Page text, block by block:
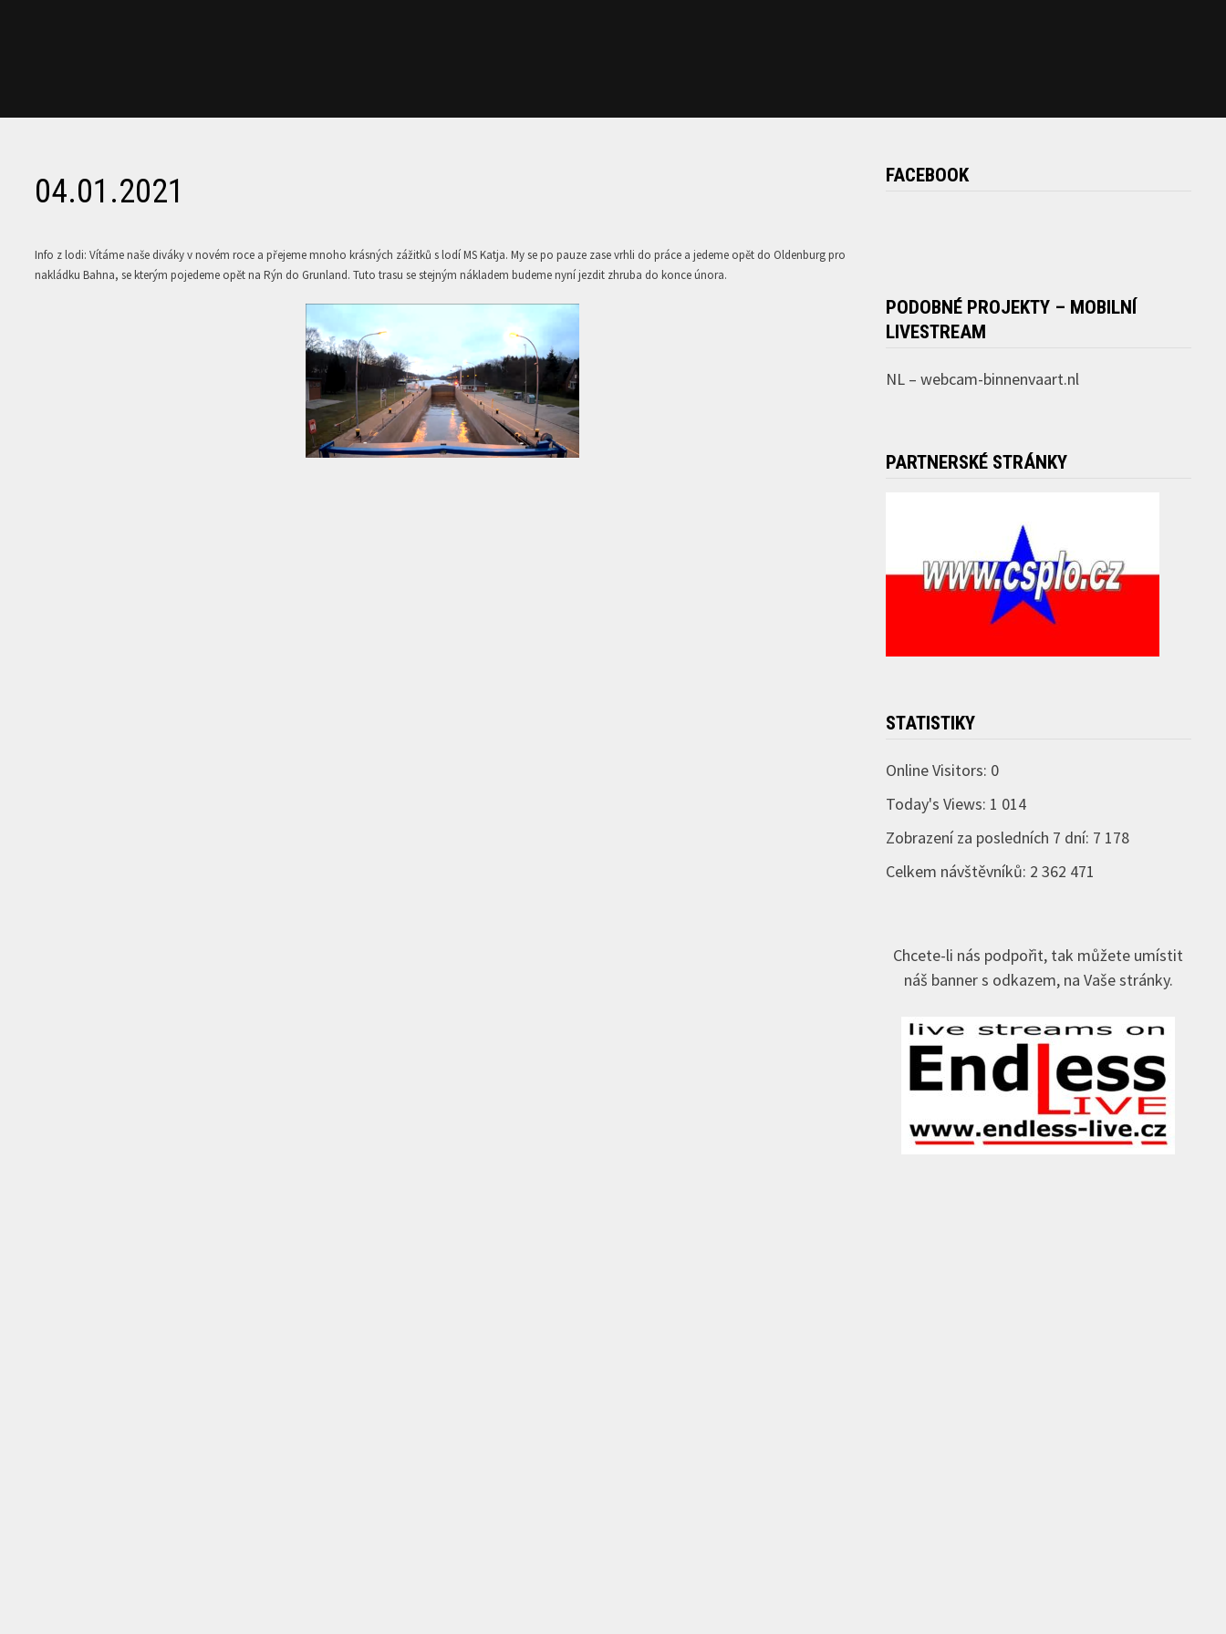
04.01.2021
Info z lodi: Vítáme naše diváky v novém roce a přejeme mnoho krásných zážitků s lodí MS Katja. My se po pauze zase vrhli do práce a jedeme opět do Oldenburg pro
nakládku Bahna, se kterým pojedeme opět na Rýn do Grunland. Tuto trasu se stejným nákladem budeme nyní jezdit zhruba do konce února.
FACEBOOK
PODOBNÉ PROJEKTY – MOBILNÍ
LIVESTREAM
NL – webcam-binnenvaart.nl
PARTNERSKÉ STRÁNKY
STATISTIKY
Online Visitors: 0
Today's Views: 1 014
Zobrazení za posledních 7 dní: 7 178
Celkem návštěvníků: 2 362 471
Chcete-li nás podpořit, tak můžete umístit
náš banner s odkazem, na Vaše stránky.